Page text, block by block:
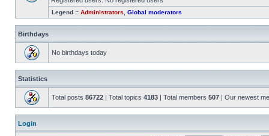
Legend :: Administrators Global moderators
Birthdays
No birthdays today
Statistics
Total posts 86722 | Total topics 4183 | Total members 507 | Our newest
Login